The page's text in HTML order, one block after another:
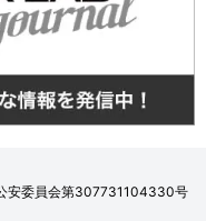
安委員会第307731104330号